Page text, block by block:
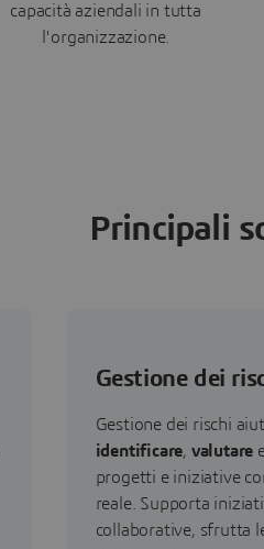
capacità aziendali in tutta
l'organizzazione.
Principali
Gestione dei
Gestione dei rischi
identificare, valutare
progetti e iniziative
reale. Supporta
collaborative, sfrutta